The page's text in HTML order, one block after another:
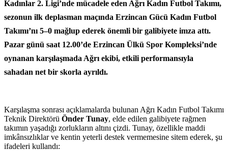
Kadınlar 2. Ligi’nde mücadele eden Ağrı Kadın Futbol Takımı,
sezonun ilk deplasman maçında Erzincan Gücü Kadın Futbol
Takımı’nı 5–0 mağlup ederek önemli bir galibiyete imza attı.
Pazar günü saat 12.00’de Erzincan Ülkü Spor Kompleksi’nde
oynanan karşılaşmada Ağrı ekibi, etkili performansıyla
sahadan net bir skorla ayrıldı.
Karşılaşma sonrası açıklamalarda bulunan Ağrı Kadın Futbol Takımı
Teknik Direktörü Önder Tunay, elde edilen galibiyete rağmen
takımın yaşadığı zorlukların altını çizdi. Tunay, özellikle maddi
imkânsızlıklar ve kentin yeterli destek vermemesine sitem ederek, şu
ifadeleri kullandı: